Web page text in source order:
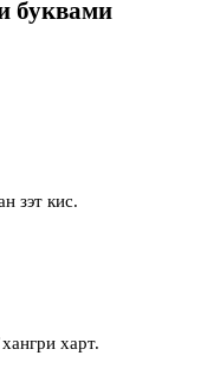
буквами
зэт кис.
харт.